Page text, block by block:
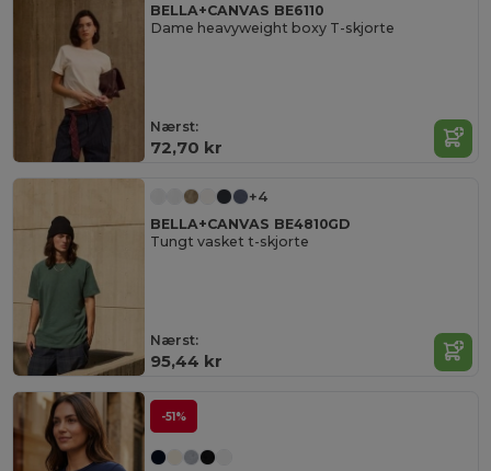
BELLA+CANVAS BE6110
Dame heavyweight boxy T-skjorte
Nærst:
72,70 kr
+4
BELLA+CANVAS BE4810GD
Tungt vasket t-skjorte
Nærst:
95,44 kr
-51%